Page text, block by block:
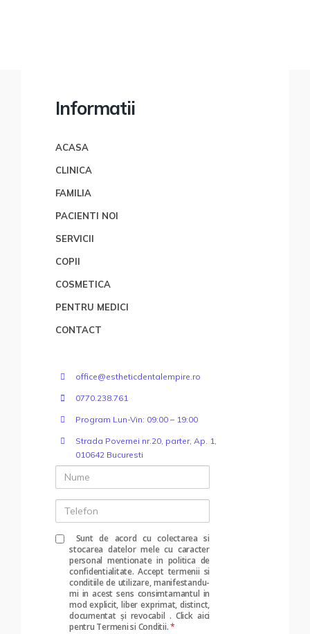
Informatii
ACASA
CLINICA
FAMILIA
PACIENTI NOI
SERVICII
COPII
COSMETICA
PENTRU MEDICI
CONTACT
office@estheticdentalempire.ro
0770.238.761
Program Lun-Vin: 09:00 – 19:00
Strada Povernei nr.20, parter, Ap. 1,
010642 Bucuresti
Nume
Telefon
Sunt de acord cu colectarea si
stocarea datelor mele cu caracter
personal mentionate in politica de
confidentialitate. Accept termenii si
conditiile de utilizare, manifestandu-
mi in acest sens consimtamantul in
mod explicit, liber exprimat, distinct,
documentat și revocabil . Click aici
pentru Termeni si Conditii.*